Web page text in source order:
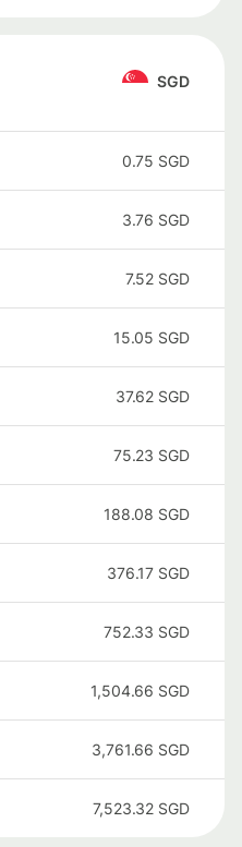
SGD
0.75 SGD
3.76 SGD
7.52 SGD
15.05 SGD
37.62 SGD
75.23 SGD
188.08 SGD
376.17 SGD
752.33 SGD
1,504.66 SGD
3,761.66 SGD
7,523.32 SGD